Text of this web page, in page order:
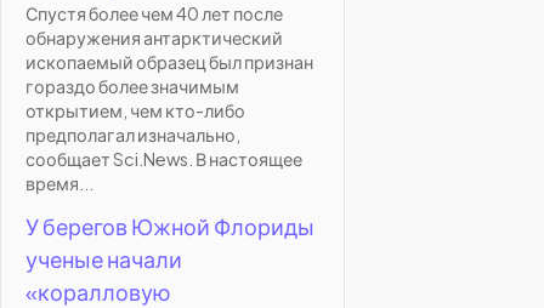
Спустя более чем 40 лет после
обнаружения антарктический
ископаемый образец был признан
гораздо более значимым
открытием, чем кто-либо
предполагал изначально,
сообщает Sci.News. В настоящее
время...
У берегов Южной Флориды
ученые начали
«коралловую